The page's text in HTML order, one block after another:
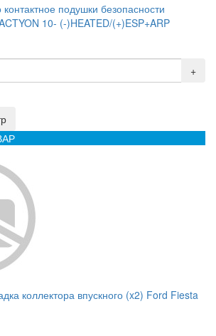
подушки безопасности
10- (-)HEATED/(+)ESP+ARP
+
коллектора впускного (x2) Ford Fiesta